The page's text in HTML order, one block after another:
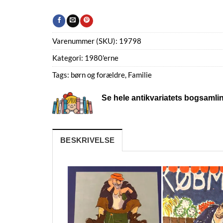
Varenummer (SKU): 19798
Kategori: 1980'erne
Tags: børn og forældre, Familie
Se hele antikvariatets
BESKRIVELSE